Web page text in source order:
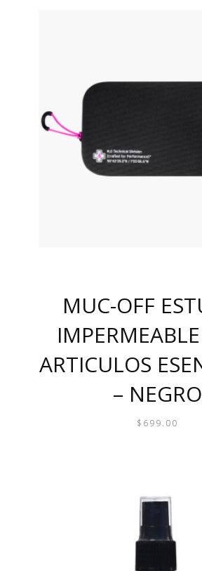
MUC-OFF
ARTICULOS
– NEGRO
$ 699.00